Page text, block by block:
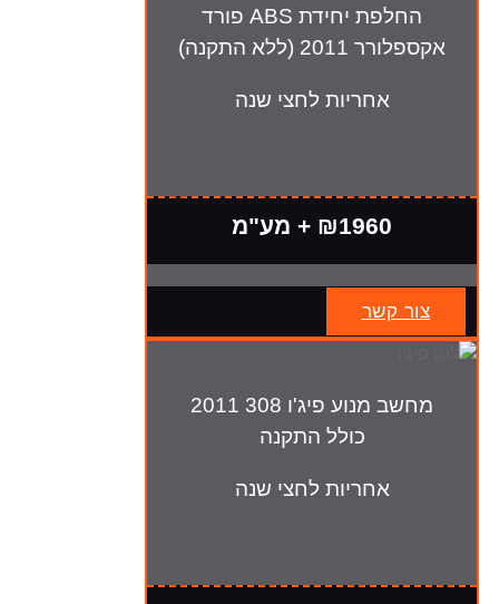
החלפת יחידת ABS פורד
אקספלורר 2011 (ללא התקנה)
אחריות לחצי שנה
₪1960 + מע"מ
צור קשר
מחשב מנוע פיג'ו 308 2011
כולל התקנה
אחריות לחצי שנה